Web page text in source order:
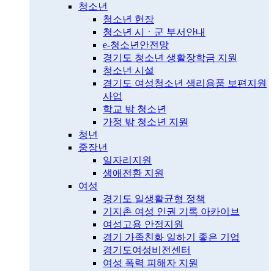
청소년
청소년 헌장
청소년 시ㆍ군 부서안내
e-청소년안전망
경기도 청소년 생활장학금 지원
청소년 시설
경기도 여성청소년 생리용품 보편지원
사업
학교 밖 청소년
가정 밖 청소년 지원
청년
중장년
일자리지원
생애전환 지원
여성
경기도 일생활균형 정책
기지촌 여성 인권 기록 아카이브
여성고용 안정지원
경기 가족친화 일하기 좋은 기업
경기도여성비전센터
여성 폭력 피해자 지원